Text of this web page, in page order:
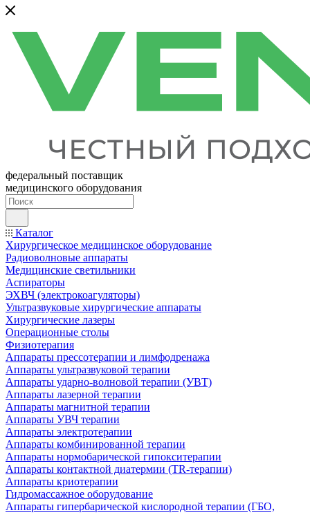
федеральный поставщик
медицинского оборудования
Каталог
Хирургическое медицинское оборудование
Радиоволновые аппараты
Медицинские светильники
Аспираторы
ЭХВЧ (электрокоагуляторы)
Ультразвуковые хирургические аппараты
Хирургические лазеры
Операционные столы
Физиотерапия
Аппараты прессотерапии и лимфодренажа
Аппараты ультразвуковой терапии
Аппараты ударно-волновой терапии (УВТ)
Аппараты лазерной терапии
Аппараты магнитной терапии
Аппараты УВЧ терапии
Аппараты электротерапии
Аппараты комбинированной терапии
Аппараты нормобарической гипокситерапии
Аппараты контактной диатермии (TR-терапии)
Аппараты криотерапии
Гидромассажное оборудование
Аппараты гипербарической кислородной терапии (ГБО,